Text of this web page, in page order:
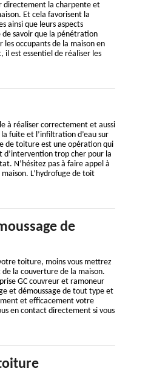
directement la charpente et
Et cela favorisent la
ainsi que leurs aspects
savoir que la pénétration
les occupants de la maison en
est essentiel de réaliser les
à réaliser correctement et aussi
fuite et l’infiltration d’eau sur
de toiture est une opération qui
d’intervention trop cher pour la
N’hésitez pas à faire appel à
L’hydrofuge de toit
de
toiture, moins vous mettrez
la couverture de la maison.
GC couvreur et ramoneur
et démoussage de tout type et
et efficacement votre
en contact directement si vous